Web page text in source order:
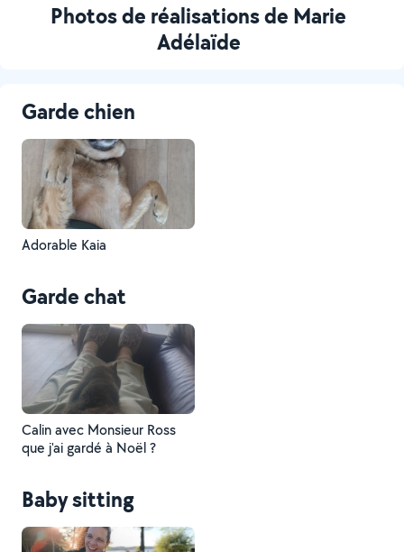
Photos de réalisations de Marie
Adélaïde
Garde chien
Adorable Kaia
Garde chat
Calin avec Monsieur Ross
que j'ai gardé à Noël ?
Baby sitting